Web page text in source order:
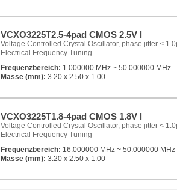
VCXO3225T2.5-4pad CMOS 2.5V l
Voltage Controlled Crystal Oscillator, phase jitter <
Electrical Frequency Tuning
Frequenzbereich: 1.000000 MHz ~ 50.000000 MHz
Masse (mm): 3.20 x 2.50 x 1.00
VCXO3225T1.8-4pad CMOS 1.8V l
Voltage Controlled Crystal Oscillator, phase jitter <
Electrical Frequency Tuning
Frequenzbereich: 16.000000 MHz ~ 50.000000 MHz
Masse (mm): 3.20 x 2.50 x 1.00